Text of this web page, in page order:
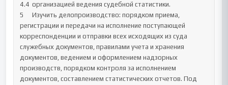
4.4	организацией ведения судебной статистики.
5	Изучить делопроизводство: порядком приема,
регистрации и передачи на исполнение поступающей
корреспонденции и отправки всех исходящих из суда
служебных документов, правилами учета и хранения
документов, ведением и оформлением надзорных
производств, порядком контроля за исполнением
документов, составлением статистических отчетов. Под